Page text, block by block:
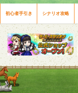
初心者手引き シナリオ攻略